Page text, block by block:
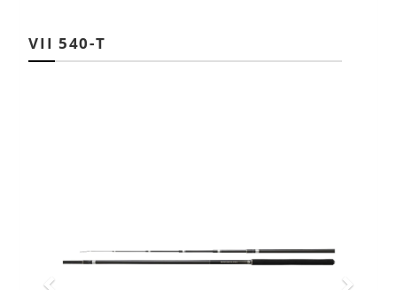
VII 540-T